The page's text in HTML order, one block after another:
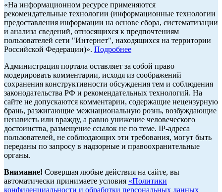
«На информационном ресурсе применяются
рекомендательные технологии (информационные технологии
предоставления информации на основе сбора, систематизации
и анализа сведений, относящихся к предпочтениям
пользователей сети "Интернет", находящихся на территории
Российской Федерации)». Подробнее
Администрация портала оставляет за собой право
модерировать комментарии, исходя из соображений
сохранения конструктивности обсуждения тем и соблюдения
законодательства РФ и рекомендательных технологий. На
сайте не допускаются комментарии, содержащие нецензурную
брань, разжигающие межнациональную рознь, возбуждающие
ненависть или вражду, а равно унижение человеческого
достоинства, размещение ссылок не по теме. IP-адреса
пользователей, не соблюдающих эти требования, могут быть
переданы по запросу в надзорные и правоохранительные
органы.
Внимание! Совершая любые действия на сайте, вы
автоматически принимаете условия «Политики
конфиденциальности и обработки персональных данных